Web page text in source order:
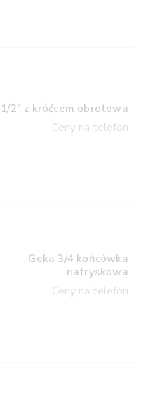
2″ z króćcem obrotowa
Ceny na telefon
Geka 3/4 końcówka
natryskowa
Ceny na telefon